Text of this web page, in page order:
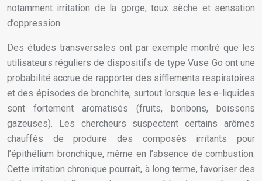
notamment irritation de la gorge, toux sèche et sensation
d’oppression.
Des études transversales ont par exemple montré que les
utilisateurs réguliers de dispositifs de type Vuse Go ont une
probabilité accrue de rapporter des sifflements respiratoires
et des épisodes de bronchite, surtout lorsque les e-liquides
sont fortement aromatisés (fruits, bonbons, boissons
gazeuses). Les chercheurs suspectent certains arômes
chauffés de produire des composés irritants pour
l’épithélium bronchique, même en l’absence de combustion.
Cette irritation chronique pourrait, à long terme, favoriser des